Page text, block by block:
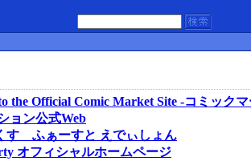
the Official Comic Market Site -コミック
ョン公式Web
す ふぁーすと えでぃしょん
オフィシャルホームページ